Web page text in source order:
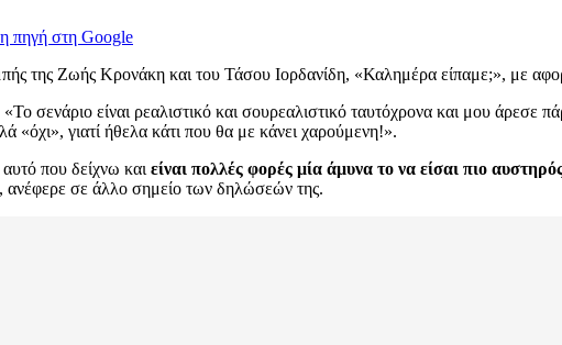
πηγή στη Google
της Ζωής Κρονάκη και του Τάσου Ιορδανίδη, «Καλημέρα είπαμε;», με
σενάριο είναι ρεαλιστικό και σουρεαλιστικό ταυτόχρονα και μου άρεσε
«όχι», γιατί ήθελα κάτι που θα με κάνει χαρούμενη!».
που δείχνω και είναι πολλές φορές μία άμυνα το να είσαι πιο
ανέφερε σε άλλο σημείο των δηλώσεών της.